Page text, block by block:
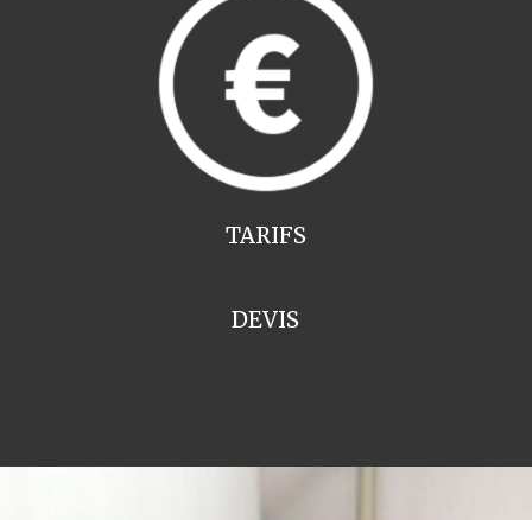
TARIFS
DEVIS